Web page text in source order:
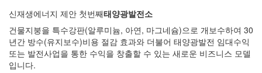
신재생에너지 제안 첫번째태양광발전소
건물지붕을 특수강판(알루미늄, 아연, 마그네슘)으로 개보수하여 30
년간 방수(유지보수)비용 절감 효과와 더불어 태양광발전 임대수익
또는 발전사업을 통한 수익을 창출할 수 있는 새로운 비즈니스 모델
입니다.